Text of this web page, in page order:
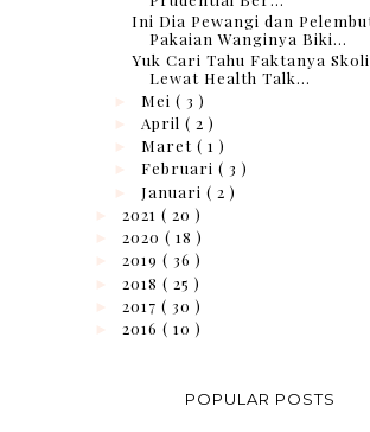
Ini Dia Pewangi dan
Pakaian Wanginya Biki...
Yuk Cari Tahu Faktanya
Lewat Health Talk...
Mei ( 3 )
April ( 2 )
Maret ( 1 )
Februari ( 3 )
Januari ( 2 )
2021 ( 20 )
2020 ( 18 )
2019 ( 36 )
2018 ( 25 )
2017 ( 30 )
2016 ( 10 )
POPULAR POSTS